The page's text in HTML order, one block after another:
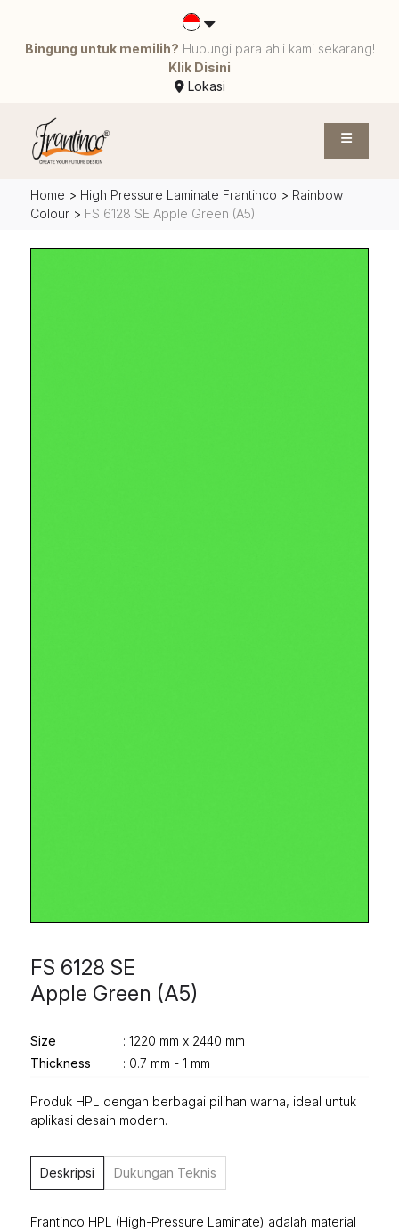
Bingung untuk memilih? Hubungi para ahli kami sekarang!
Klik Disini
Lokasi
Home > High Pressure Laminate Frantinco > Rainbow
Colour > FS 6128 SE Apple Green (A5)
FS 6128 SE
Apple Green (A5)
Size
: 1220 mm x 2440 mm
Thickness
: 0.7 mm - 1 mm
Produk HPL dengan berbagai pilihan warna, ideal untuk
aplikasi desain modern.
Deskripsi Dukungan Teknis
Frantinco HPL (High-Pressure Laminate) adalah material